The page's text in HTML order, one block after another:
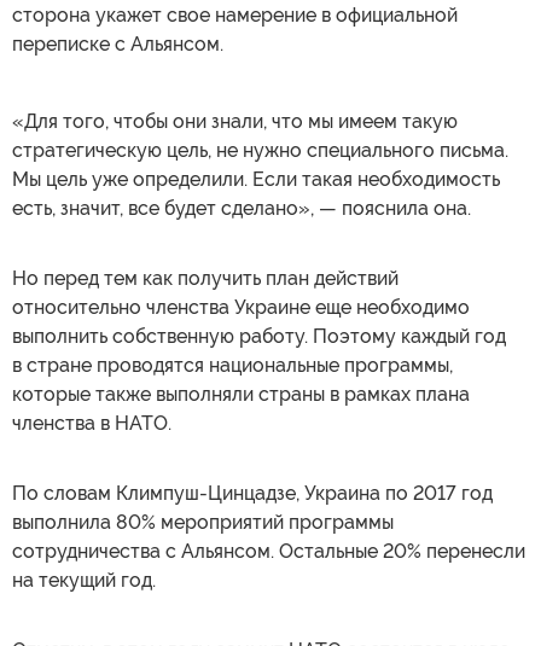
сторона укажет свое намерение в официальной
переписке с Альянсом.
«Для того, чтобы они знали, что мы имеем такую
стратегическую цель, не нужно специального письма.
Мы цель уже определили. Если такая необходимость
есть, значит, все будет сделано», — пояснила она.
Но перед тем как получить план действий
относительно членства Украине еще необходимо
выполнить собственную работу. Поэтому каждый год
в стране проводятся национальные программы,
которые также выполняли страны в рамках плана
членства в НАТО.
По словам Климпуш-Цинцадзе, Украина по 2017 год
выполнила 80% мероприятий программы
сотрудничества с Альянсом. Остальные 20% перенесли
на текущий год.